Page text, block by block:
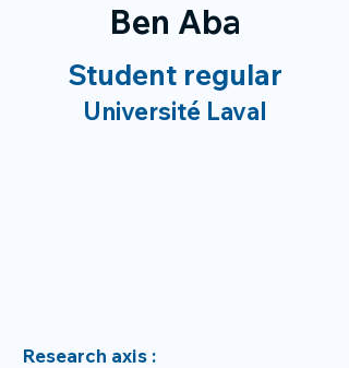
Ben Aba
Student regular
Université Laval
Research axis :